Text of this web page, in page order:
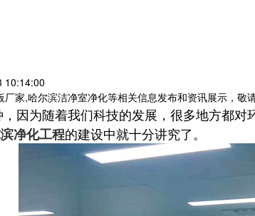
10:14:00
厂家,哈尔滨洁净室净化等相关信息发布和资讯展示，敬
因为随着我们科技的发展，很多地方都对
净化工程的建设中就十分讲究了。